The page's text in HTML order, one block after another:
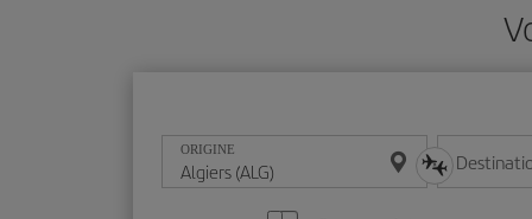
ORIGINE